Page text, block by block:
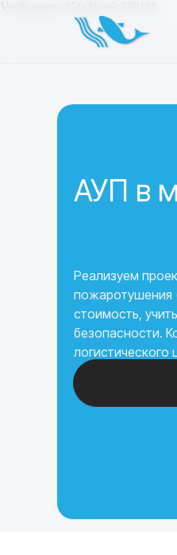
Verification: 85fa2fce6c370118
АУП в
Реализуем
пожаротушения
стоимость,
безопасности.
логистического